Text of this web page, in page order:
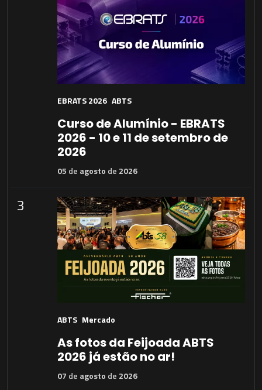
EBRATS 2026 ABTS
Curso de Alumínio - EBRATS
2026 - 10 e 11 de setembro de
2026
05 de agosto de 2026
3
ABTS Mercado
As fotos da Feijoada ABTS
2026 já estão no ar!
07 de agosto de 2026